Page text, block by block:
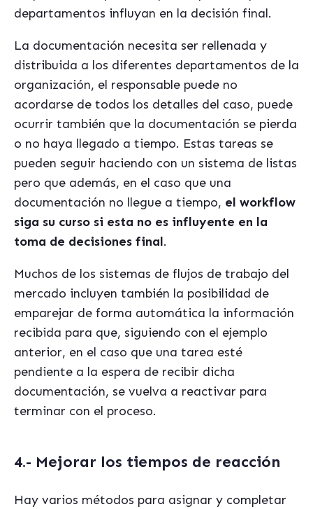
departamentos influyan en la decisión final.
La documentación necesita ser rellenada y
distribuida a los diferentes departamentos de la
organización, el responsable puede no
acordarse de todos los detalles del caso, puede
ocurrir también que la documentación se pierda
o no haya llegado a tiempo. Estas tareas se
pueden seguir haciendo con un sistema de listas
pero que además, en el caso que una
documentación no llegue a tiempo, el workflow
siga su curso si esta no es influyente en la
toma de decisiones final.
Muchos de los sistemas de flujos de trabajo del
mercado incluyen también la posibilidad de
emparejar de forma automática la información
recibida para que, siguiendo con el ejemplo
anterior, en el caso que una tarea esté
pendiente a la espera de recibir dicha
documentación, se vuelva a reactivar para
terminar con el proceso.
4.- Mejorar los tiempos de reacción
Hay varios métodos para asignar y completar